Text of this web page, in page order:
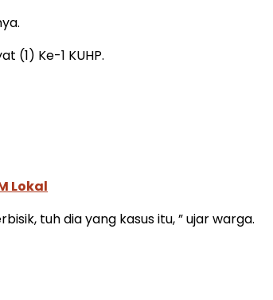
(1) Ke-1 KUHP.
Lokal
tuh dia yang kasus itu, ” ujar warga.